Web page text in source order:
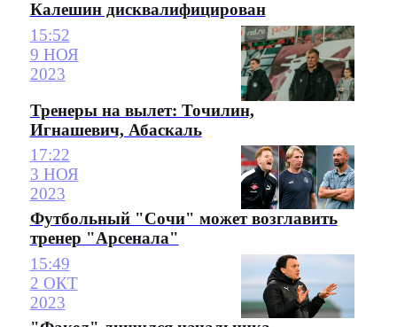
Калешин дисквалифицирован
15:52
9 НОЯ
2023
Тренеры на вылет: Точилин,
Игнашевич, Абаскаль
17:22
3 НОЯ
2023
Футбольный "Сочи" может возглавить
тренер "Арсенала"
15:49
2 ОКТ
2023